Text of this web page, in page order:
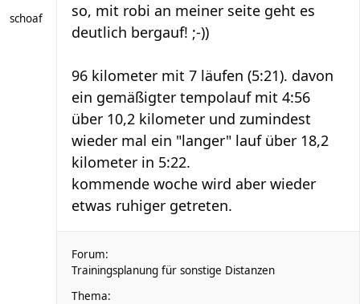
schoaf
so, mit robi an meiner seite geht es
deutlich bergauf! ;-))
96 kilometer mit 7 läufen (5:21). davon
ein gemäßigter tempolauf mit 4:56
über 10,2 kilometer und zumindest
wieder mal ein "langer" lauf über 18,2
kilometer in 5:22.
kommende woche wird aber wieder
etwas ruhiger getreten.
Forum:
Trainingsplanung für sonstige Distanzen
Thema: